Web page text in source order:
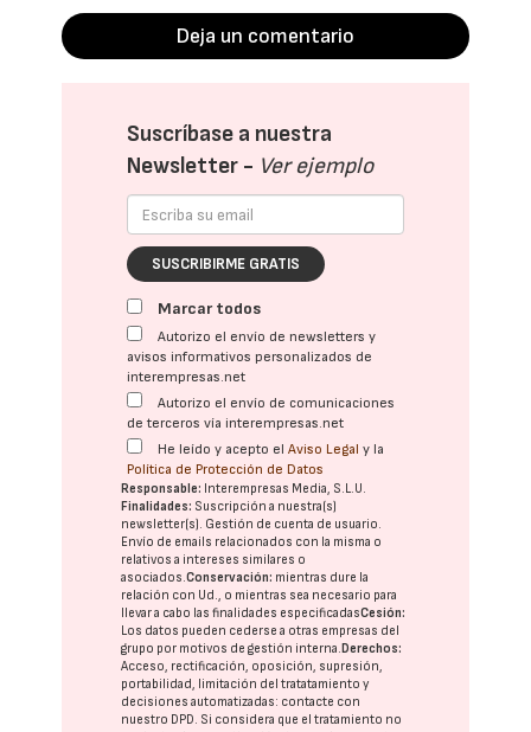
Deja un comentario
Suscríbase a nuestra
Newsletter - Ver ejemplo
SUSCRIBIRME GRATIS
Marcar todos
Autorizo el envío de newsletters y
avisos informativos personalizados de
interempresas.net
Autorizo el envío de comunicaciones
de terceros vía interempresas.net
He leído y acepto elAviso Legal y la
Política de Protección de Datos
Responsable: Interempresas Media, S.L.U.
Finalidades: Suscripción a nuestra(s)
newsletter(s). Gestión de cuenta de usuario.
Envío de emails relacionados con la misma o
relativos a intereses similares o
asociados.Conservación: mientras dure la
relación con Ud., o mientras sea necesario para
llevar a cabo las finalidades especificadasCesión:
Los datos pueden cederse a otras empresas del
grupo por motivos de gestión interna. Derechos:
Acceso, rectificación, oposición, supresión,
portabilidad, limitación del tratatamiento y
decisiones automatizadas: contacte con
nuestro DPD. Si considera que el tratamiento no